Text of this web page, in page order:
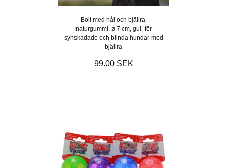
Boll med hål och bjällra,
naturgummi, ø 7 cm, gul- för
synskadade och blinda hundar med
bjällra
99.00 SEK